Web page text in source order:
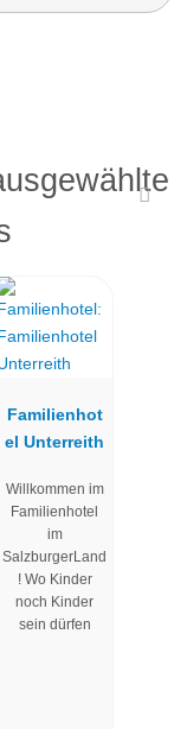
Familienhot
el Unterreith
Willkommen im
Familienhotel
im
SalzburgerLand
! Wo Kinder
noch Kinder
sein dürfen